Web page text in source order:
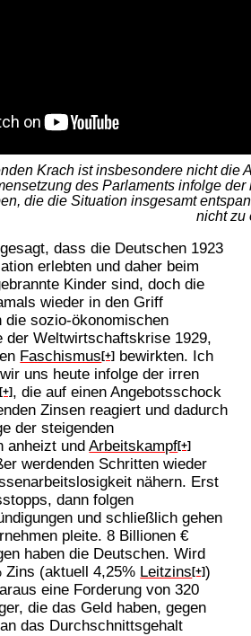
Krach ist insbesondere nicht die
des Parlaments infolge
die die Situation insgesamt
nicht zu
dass die Deutschen 1923
erlebten und daher beim
Kinder sind, doch die
wieder in den Griff
die sozio-ökonomischen
der Weltwirtschaftskrise 1929,
Faschismus[+] bewirkten. Ich
uns heute infolge der irren
[+] , die auf einen Angebotsschock
Zinsen reagiert und dadurch
der steigenden
anheizt undArbeitskampf[+]
werdenden Schritten wieder
nähern. Erst
dann folgen
und schließlich gehen
pleite. 8 Billionen €
haben die Deutschen. Wird
Zins (aktuell 4,25% Leitzins[+])
eine Forderung von 320
die das Geld haben, gegen
das Durchschnittsgehalt